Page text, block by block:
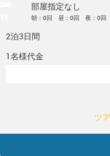
部屋指定なし
朝：0回 昼：0回 夜：0回
2泊3日間
1名様代金
ツ